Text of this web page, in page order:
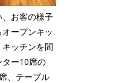
お客の様子
ープンキッ
ッチンを間
ー10席の
、テーブル